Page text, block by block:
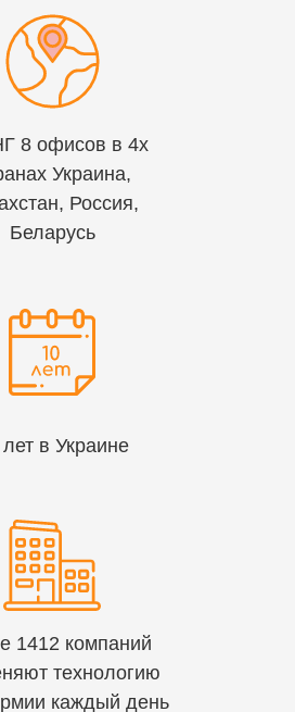
8 офисов в 4х
Украина,
Россия,
Беларусь
лет в Украине
1412 компаний
технологию
каждый день